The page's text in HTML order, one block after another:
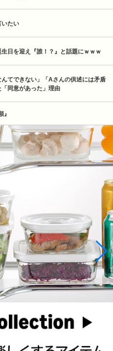
いたい
日を迎え『誰！？』と話題にｗｗｗ
てできない」「Aさんの供述には矛盾
同意があった」理由
』